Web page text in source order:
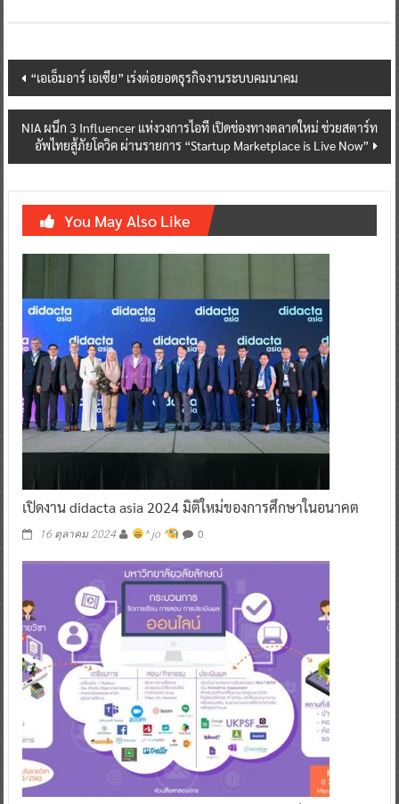
Post
navigation
“เอเอ็มอาร์ เอเซีย” เร่งต่อยอดธุรกิจงานระบบคมนาคม
NIA ผนึก 3 Influencer แห่งวงการไอที เปิดช่องทางตลาดใหม่ ช่วยสตาร์ท
อัพไทยสู้ภัยโควิค ผ่านรายการ “Startup Marketplace is Live Now”
You May Also Like
เปิดงาน didacta asia 2024 มิติใหม่ของการศึกษาในอนาคต
16 ตุลาคม 2024 ^ jo ^ 0